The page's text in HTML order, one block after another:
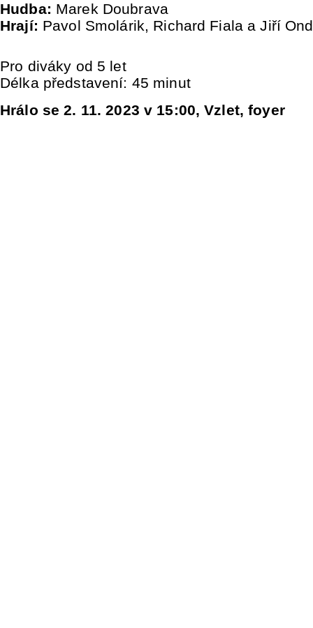
Hudba: Marek Doubrava
Hrají: Pavol Smolárik, Richard Fiala a Jiří
Pro diváky od 5 let
Délka představení: 45 minut
Hrálo se 2. 11. 2023 v 15:00, Vzlet, foyer